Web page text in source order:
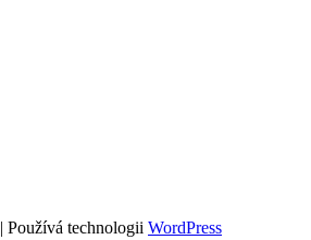
| Používá technologii WordPress